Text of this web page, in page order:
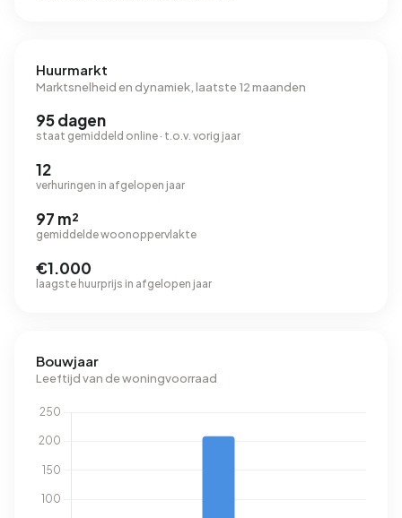
Huurmarkt
Marktsnelheid en dynamiek, laatste 12 maanden
95 dagen
staat gemiddeld online · t.o.v. vorig jaar
12
verhuringen in afgelopen jaar
97 m²
gemiddelde woonoppervlakte
€1.000
laagste huurprijs in afgelopen jaar
Bouwjaar
Leeftijd van de woningvoorraad